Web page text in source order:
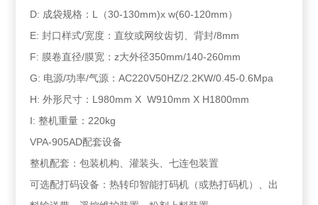
D: 成袋规格：L（30-130mm)x w(60-120mm）
E: 封口样式/宽度：直纹或网纹齿切、背封/8mm
F: 膜卷直径/膜宽：z大外径350mm/140-260mm
G: 电源/功率/气源：AC220V50HZ/2.2KW/0.45-0.6Mpa
H: 外形尺寸：L980mm X W910mm X H1800mm
I: 整机重量：220kg
VPA-905AD配套设备
整机配套：包装机构、灌装头、七连包装置
可选配打码设备：热转印智能打码机（或热打码机）、出